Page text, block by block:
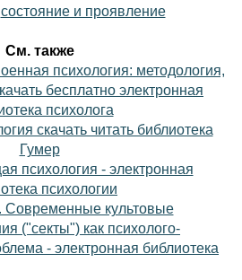
состояние и проявление
См. также
психология: методология,
бесплатно электронная
психолога
скачать читать библиотека
Гумер
психология - электронная
психологии
Современные культовые
("секты") как психолого-
- электронная библиотека